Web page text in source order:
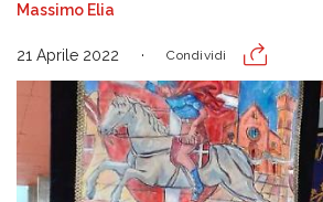
Massimo Elia
21 Aprile 2022 Condividi